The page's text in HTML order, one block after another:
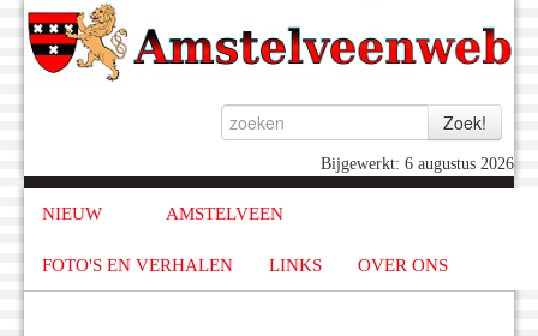
Bijgewerkt: 6 augustus 2026
NIEUW AMSTELVEEN
FOTO'S EN VERHALEN LINKS OVER ONS